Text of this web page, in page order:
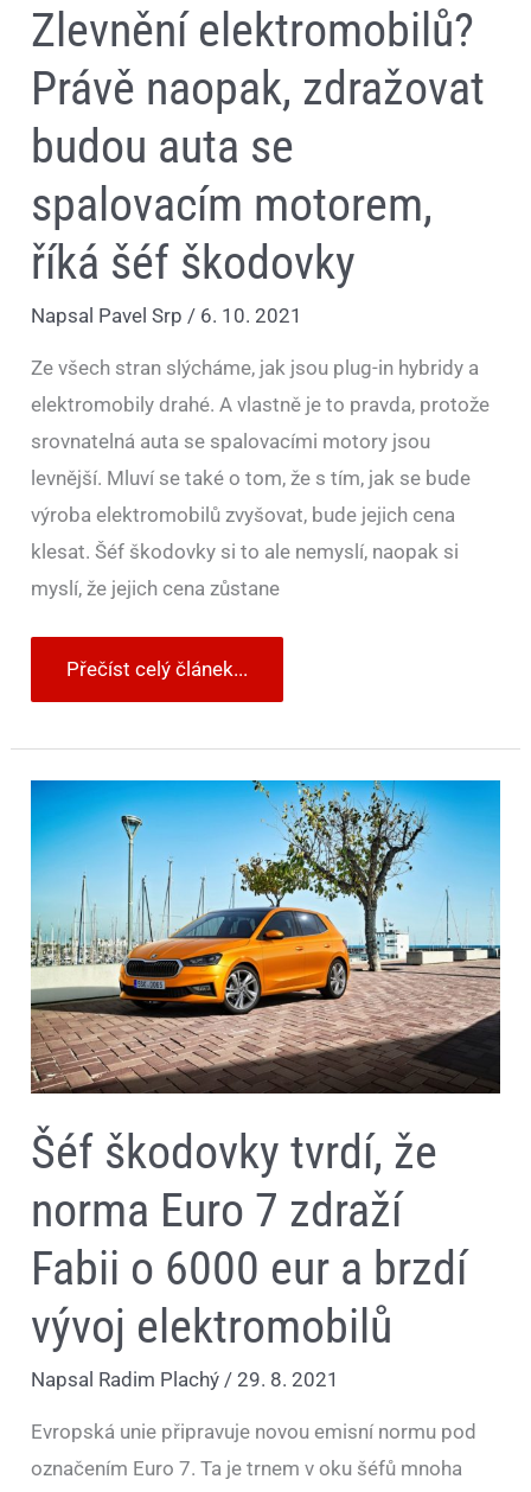
Zlevnění elektromobilů?
Právě naopak, zdražovat
budou auta se
spalovacím motorem,
říká šéf škodovky
Napsal Pavel Srp / 6. 10. 2021
Ze všech stran slýcháme, jak jsou plug-in hybridy a
elektromobily drahé. A vlastně je to pravda, protože
srovnatelná auta se spalovacími motory jsou
levnější. Mluví se také o tom, že s tím, jak se bude
výroba elektromobilů zvyšovat, bude jejich cena
klesat. Šéf škodovky si to ale nemyslí, naopak si
myslí, že jejich cena zůstane
Přečíst celý článek...
Šéf škodovky tvrdí, že
norma Euro 7 zdraží
Fabii o 6000 eur a brzdí
vývoj elektromobilů
Napsal Radim Plachý/29. 8. 2021
Evropská unie připravuje novou emisní normu pod
označením Euro 7. Ta je trnem v oku šéfů mnoha
Šéf
škodovky
tvrdí,
že
norma
Euro
7
zdraží
Fabii
o
6000
eur
a
brzdí
vývoj
elektromobilů